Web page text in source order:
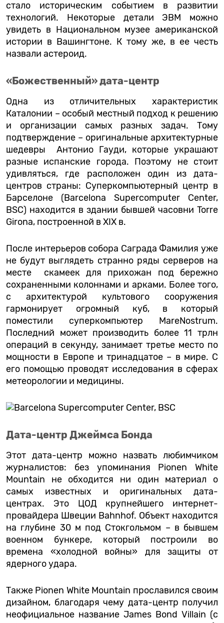
стало историческим событием в развитии
технологий. Некоторые детали ЭВМ можно
увидеть в Национальном музее американской
истории в Вашингтоне. К тому же, в ее честь
назвали астероид.
«Божественный» дата-центр
Одна из отличительных характеристик
Каталонии – особый местный подход к решению
и организации самых разных задач. Тому
подтверждение – оригинальные архитектурные
шедевры Антонио Гауди, которые украшают
разные испанские города. Поэтому не стоит
удивляться, где расположен один из дата-
центров страны: Суперкомпьютерный центр в
Барселоне (Barcelona Supercomputer Center,
BSC) находится в здании бывшей часовни Torre
Girona, построенной в XIX в.
После интерьеров собора Саграда Фамилия уже
не будут выглядеть странно ряды серверов на
месте скамеек для прихожан под бережно
сохраненными колоннами и арками. Более того,
с архитектурой культового сооружения
гармонирует огромный куб, в который
поместили суперкомпьютер MareNostrum.
Последний может производить более 11 трлн
операций в секунду, занимает третье место по
мощности в Европе и тринадцатое – в мире. С
его помощью проводят исследования в сферах
метеорологии и медицины.
Дата-центр Джеймса Бонда
Этот дата-центр можно назвать любимчиком
журналистов: без упоминания Pionen White
Mountain не обходится ни один материал о
самых известных и оригинальных дата-
центрах. Это ЦОД крупнейшего интернет-
провайдера Швеции Bahnhof. Объект находится
на глубине 30 м под Стокгольмом – в бывшем
военном бункере, который построили во
времена «холодной войны» для защиты от
ядерного удара.
Также Pionen White Mountain прославился своим
дизайном, благодаря чему дата-центр получил
неофициальное название James Bond Villain (с